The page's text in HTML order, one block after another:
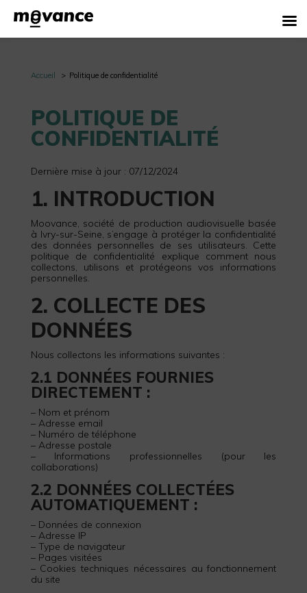
Accueil Politique de confidentialité
POLITIQUE DE
CONFIDENTIALITÉ
Dernière mise à jour : 07/12/2024
1. INTRODUCTION
Moovance, société de production audiovisuelle basée
à Ivry-sur-Seine, s’engage à protéger la confidentialité
des données personnelles de ses utilisateurs. Cette
politique de confidentialité explique comment nous
collectons, utilisons et protégeons vos informations
personnelles.
2. COLLECTE DES
DONNÉES
Nous collectons les informations suivantes :
2.1 DONNÉES FOURNIES
DIRECTEMENT :
– Nom et prénom
– Adresse email
– Numéro de téléphone
– Adresse postale
– Informations professionnelles (pour les
collaborations)
2.2 DONNÉES COLLECTÉES
AUTOMATIQUEMENT :
– Données de connexion
– Adresse IP
– Type de navigateur
– Pages visitées
– Cookies techniques nécessaires au fonctionnement
du site